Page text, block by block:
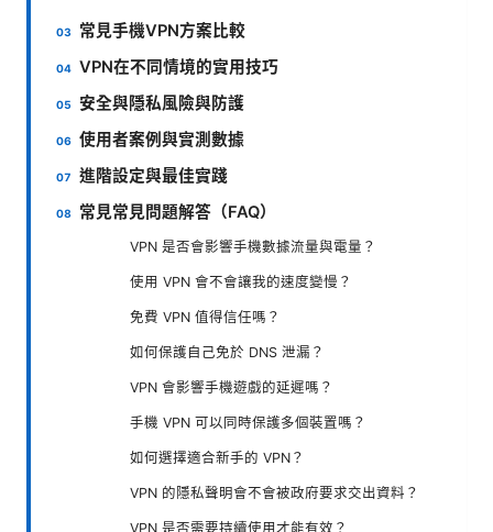
常見手機VPN方案比較
VPN在不同情境的實用技巧
安全與隱私風險與防護
使用者案例與實測數據
進階設定與最佳實踐
常見常見問題解答（FAQ）
VPN 是否會影響手機數據流量與電量？
使用 VPN 會不會讓我的速度變慢？
免費 VPN 值得信任嗎？
如何保護自己免於 DNS 泄漏？
VPN 會影響手機遊戲的延遲嗎？
手機 VPN 可以同時保護多個裝置嗎？
如何選擇適合新手的 VPN？
VPN 的隱私聲明會不會被政府要求交出資料？
VPN 是否需要持續使用才能有效？